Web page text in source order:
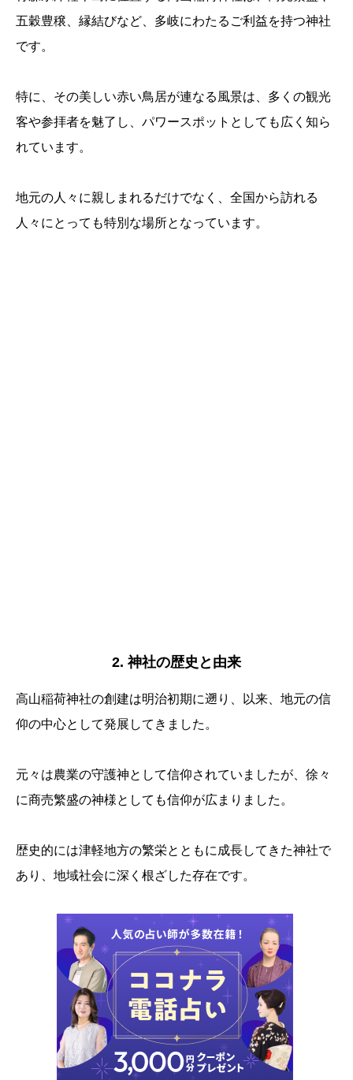
五穀豊穣、縁結びなど、多岐にわたるご利益を持つ神社
です。
特に、その美しい赤い鳥居が連なる風景は、多くの観光
客や参拝者を魅了し、パワースポットとしても広く知ら
れています。
地元の人々に親しまれるだけでなく、全国から訪れる
人々にとっても特別な場所となっています。
2. 神社の歴史と由来
高山稲荷神社の創建は明治初期に遡り、以来、地元の信
仰の中心として発展してきました。
元々は農業の守護神として信仰されていましたが、徐々
に商売繁盛の神様としても信仰が広まりました。
歴史的には津軽地方の繁栄とともに成長してきた神社で
あり、地域社会に深く根ざした存在です。